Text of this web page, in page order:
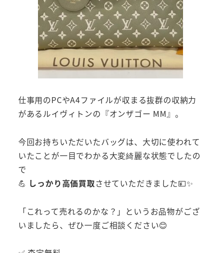
仕事用のPCやA4ファイルが収まる抜群の収納力
があるルイヴィトンの『オンザゴー MM』。
今回お持ちいただいたバッグは、大切に使われて
いたことが一目でわかる大変綺麗な状態でしたの
で
💪 しっかり高価買取させていただきました💴✨
「これって売れるのかな？」というお品物がござ
いましたら、ぜひ一度ご相談ください😊